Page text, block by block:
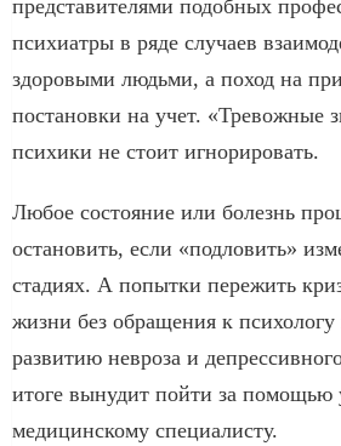
представителями подобных
психиатры в ряде случаев
здоровыми людьми, а поход на
постановки на учет. «Тревожные
психики не стоит игнорировать.
Любое состояние или болезнь
остановить, если «подловить»
стадиях. А попытки пережить
жизни без обращения к
развитию невроза и
итоге вынудит пойти за помощью
медицинскому специалисту.